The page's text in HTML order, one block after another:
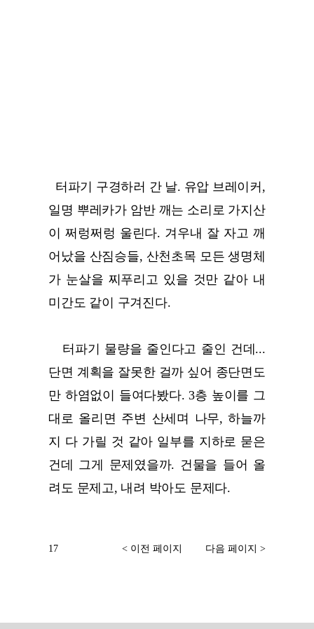
터파기 구경하러 간 날. 유압 브레이커,
일명 뿌레카가 암반 깨는 소리로 가지산
이 쩌렁쩌렁 울린다. 겨우내 잘 자고 깨
어났을 산짐승들, 산천초목 모든 생명체
가 눈살을 찌푸리고 있을 것만 같아 내
미간도 같이 구겨진다.
터파기 물량을 줄인다고 줄인 건데...
단면 계획을 잘못한 걸까 싶어 종단면도
만 하염없이 들여다봤다. 3층 높이를 그
대로 올리면 주변 산세며 나무, 하늘까
지 다 가릴 것 같아 일부를 지하로 묻은
건데 그게 문제였을까. 건물을 들어 올
려도 문제고, 내려 박아도 문제다.
17 < 이전 페이지 다음 페이지 >